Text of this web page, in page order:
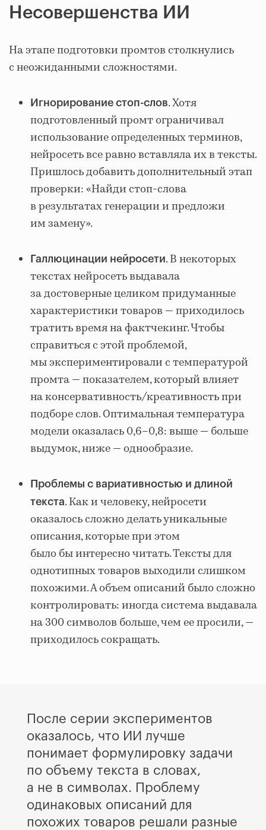
Несовершенства ИИ
На этапе подготовки промтов столкнулись
с неожиданными сложностями.
Игнорирование стоп-слов. Хотя
подготовленный промт ограничивал
использование определенных терминов,
нейросеть все равно вставляла их в тексты.
Пришлось добавить дополнительный этап
проверки: «Найди стоп-слова
в результатах генерации и предложи
им замену».
Галлюцинации нейросети. В некоторых
текстах нейросеть выдавала
за достоверные целиком придуманные
характеристики товаров — приходилось
тратить время на фактчекинг. Чтобы
справиться с этой проблемой,
мы экспериментировали с температурой
промта — показателем, который влияет
на консервативность/креативность при
подборе слов. Оптимальная температура
модели оказалась 0,6–0,8: выше — больше
выдумок, ниже — однообразие.
Проблемы с вариативностью и длиной
текста. Как и человеку, нейросети
оказалось сложно делать уникальные
описания, которые при этом
было бы интересно читать. Тексты для
однотипных товаров выходили слишком
похожими. А объем описаний было сложно
контролировать: иногда система выдавала
на 300 символов больше, чем ее просили, —
приходилось сокращать.
После серии экспериментов
оказалось, что ИИ лучше
понимает формулировку задачи
по объему текста в словах,
а не в символах. Проблему
одинаковых описаний для
похожих товаров решали разные